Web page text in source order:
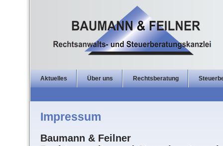
Aktuelles Über uns Rechtsberatung
Impressum
Baumann & Feilner